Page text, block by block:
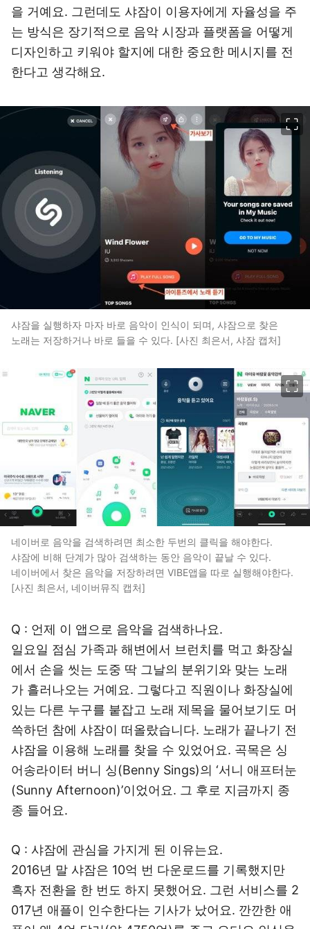
을 거예요. 그런데도 샤잠이 이용자에게 자율성을 주
는 방식은 장기적으로 음악 시장과 플랫폼을 어떻게
디자인하고 키워야 할지에 대한 중요한 메시지를 전
한다고 생각해요.
샤잠을 실행하자 마자 바로 음악이 인식이 되며, 샤잠으로 찾은
노래는 저장하거나 바로 들을 수 있다. [사진 최은서, 샤잠 캡처]
네이버로 음악을 검색하려면 최소한 두번의 클릭을 해야한다.
샤잠에 비해 단계가 많아 검색하는 동안 음악이 끝날 수 있다.
네이버에서 찾은 음악을 저장하려면 VIBE앱을 따로 실행해야한다.
[사진 최은서, 네이버뮤직 캡처]
Q : 언제 이 앱으로 음악을 검색하나요.
일요일 점심 가족과 해변에서 브런치를 먹고 화장실
에서 손을 씻는 도중 딱 그날의 분위기와 맞는 노래
가 흘러나오는 거예요. 그렇다고 직원이나 화장실에
있는 다른 누구를 붙잡고 노래 제목을 물어보기도 머
쓱하던 참에 샤잠이 떠올랐습니다. 노래가 끝나기 전
샤잠을 이용해 노래를 찾을 수 있었어요. 곡목은 싱
어송라이터 버니 싱(Benny Sings)의 ‘서니 애프터눈
(Sunny Afternoon)’이었어요. 그 후로 지금까지 종
종 들어요.
Q : 샤잠에 관심을 가지게 된 이유는요.
2016년 말 샤잠은 10억 번 다운로드를 기록했지만
흑자 전환을 한 번도 하지 못했어요. 그런 서비스를 2
017년 애플이 인수한다는 기사가 났어요. 깐깐한 애